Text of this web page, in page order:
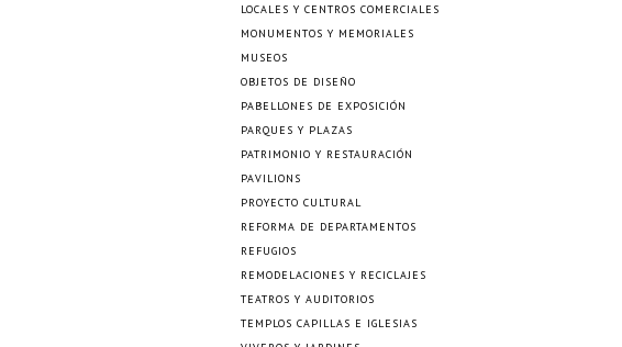
LOCALES Y CENTROS COMERCIALES
MONUMENTOS Y MEMORIALES
MUSEOS
OBJETOS DE DISEÑO
PABELLONES DE EXPOSICIÓN
PARQUES Y PLAZAS
PATRIMONIO Y RESTAURACIÓN
PAVILIONS
PROYECTO CULTURAL
REFORMA DE DEPARTAMENTOS
REFUGIOS
REMODELACIONES Y RECICLAJES
TEATROS Y AUDITORIOS
TEMPLOS CAPILLAS E IGLESIAS